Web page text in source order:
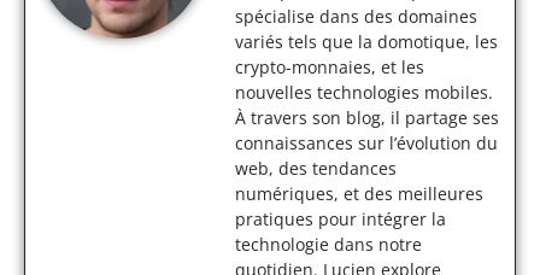
spécialise dans des domaines
variés tels que la domotique, les
crypto-monnaies, et les
nouvelles technologies mobiles.
À travers son blog, il partage ses
connaissances sur l’évolution du
web, des tendances
numériques, et des meilleures
pratiques pour intégrer la
technologie dans notre
quotidien. Lucien explore